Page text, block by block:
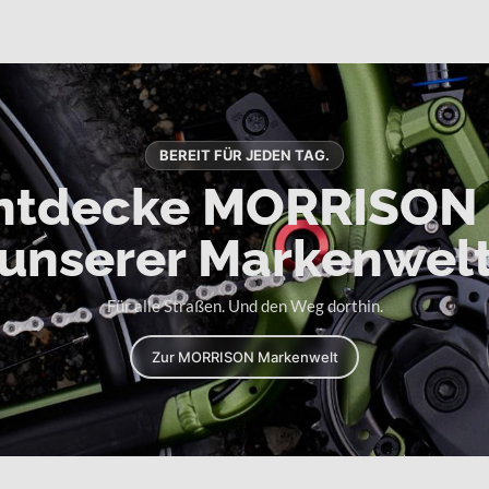
BEREIT FÜR JEDEN TAG.
Für alle Straßen. Und den Weg dorthin.
Zur MORRISON Markenwelt